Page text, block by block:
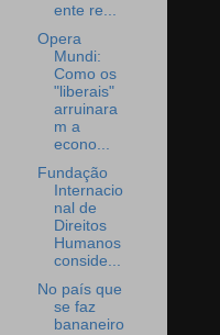
ente re...
Opera
Mundi:
Como os
"liberais"
arruinara
m a
econo...
Fundação
Internacio
nal de
Direitos
Humanos
conside...
No país que
se faz
bananeiro